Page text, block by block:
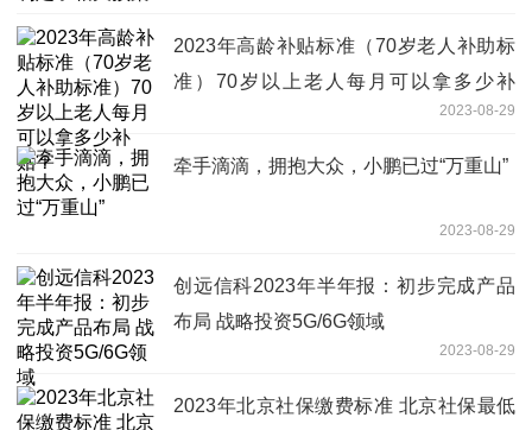
2023年高龄补贴标准（70岁老人补助标
准）70岁以上老人每月可以拿多少补
2023-08-29
牵手滴滴，拥抱大众，小鹏已过“万重山”
2023-08-29
创远信科2023年半年报：初步完成产品
布局 战略投资5G/6G领域
2023-08-29
2023年北京社保缴费标准 北京社保最低